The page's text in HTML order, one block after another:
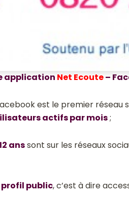
application Net Ecoute–
est le premier réseau
actifs par mois;
anssont sur les réseaux
profil public, c’est à dire